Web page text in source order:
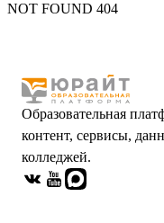
NOT FOUND 404
Образовательная
контент, сервисы,
колледжей.